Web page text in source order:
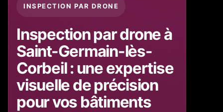
INSPECTION PAR DRONE
Inspection par drone à
Saint-Germain-lès-
Corbeil : une expertise
visuelle de précision
pour vos bâtiments